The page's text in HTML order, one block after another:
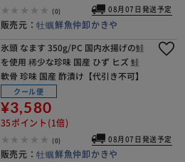
(0) 08月07日発送予定
販売元：牡蠣鮮魚仲卸かきや
氷頭 なます 350g/PC 国内水揚げの鮭
を使用 稀少な珍味 国産 ひず ヒズ 鮭
軟骨 珍味 国産 酢漬け【代引き不可】
クール便
¥3,580
35ポイント(1倍)
(0) 08月07日発送予定
販売元：牡蠣鮮魚仲卸かきや